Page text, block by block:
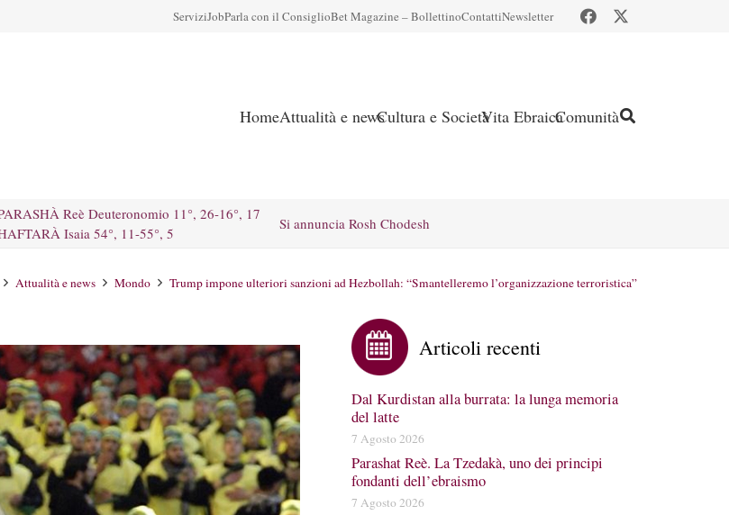
ServiziJobParla con il ConsiglioBet Magazine – BollettinoContattiNewsletter
HomeAttualità e newsCultura e SocietàVita EbraicaComunità
Reè Deuteronomio 11°, 26-16°, 17
Isaia 54°, 11-55°, 5
Si annuncia Rosh Chodesh
Attualità e news Mondo Trump impone ulteriori sanzioni ad Hezbollah: “Smantelleremo l’organizzazione terroristica”
Articoli recenti
Dal Kurdistan alla burrata: la lunga memoria
del latte
7 Agosto 2026
Parashat Reè. La Tzedakà, uno dei principi
fondanti dell’ebraismo
7 Agosto 2026